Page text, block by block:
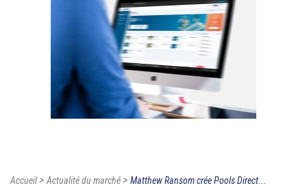
Accueil>Actualité du marché> Matthew Ransom crée Pools Direct...